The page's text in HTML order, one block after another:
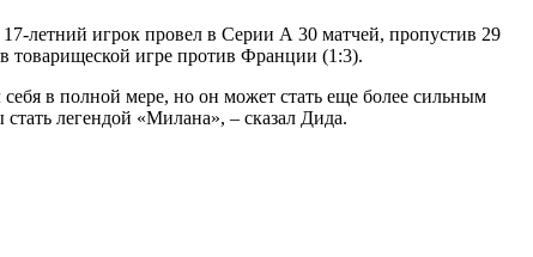
летний игрок провел в Серии А 30 матчей, пропустив 29
товарищеской игре против Франции (1:3).
в полной мере, но он может стать еще более сильным
легендой «Милана», – сказал Дида.